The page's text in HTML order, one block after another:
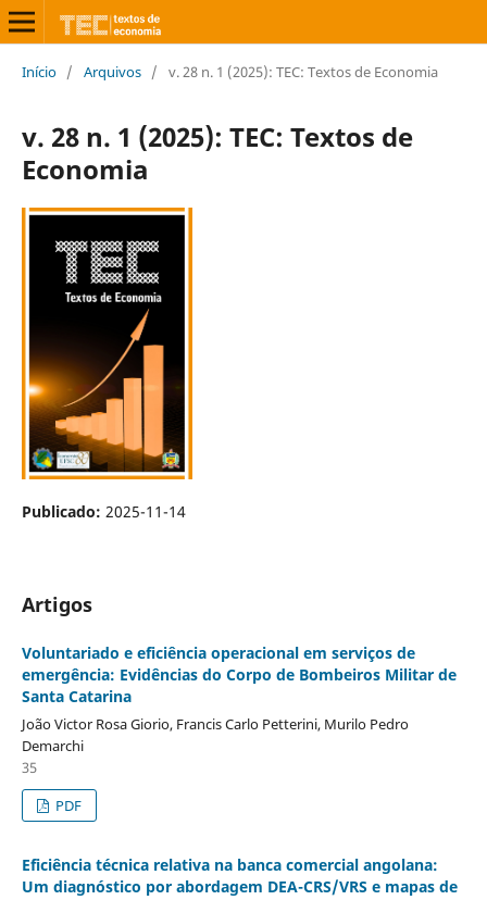
Início / Arquivos / v. 28 n. 1 (2025): TEC: Textos de Economia
v. 28 n. 1 (2025): TEC: Textos de
Economia
Publicado: 2025-11-14
Artigos
Voluntariado e eficiência operacional em serviços de
emergência: Evidências do Corpo de Bombeiros Militar de
Santa Catarina
João Victor Rosa Giorio, Francis Carlo Petterini, Murilo Pedro
Demarchi
35
PDF
Eficiência técnica relativa na banca comercial angolana:
Um diagnóstico por abordagem DEA-CRS/VRS e mapas de